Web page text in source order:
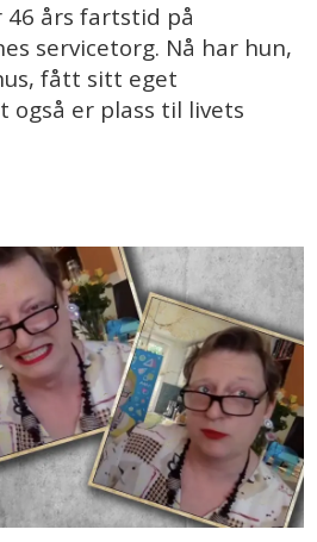
46 års fartstid på
servicetorg. Nå har hun,
fått sitt eget
også er plass til livets